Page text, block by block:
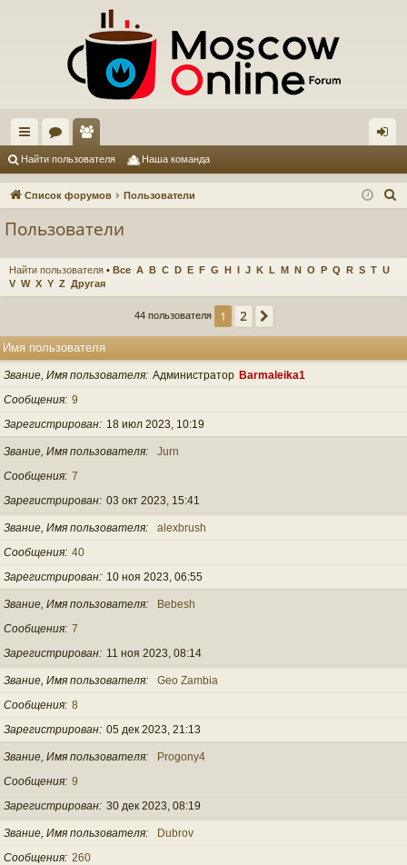
с
ы
ор
ум
ол
ьз
ел
и
д
Найти пользователя Наша команда
Список форумов Пользователи
Пользователи
Найти пользователя • Все A B C D E F G H I J K L M N O P Q R S T U
V W X Y Z Другая
44 пользователя 1 2
Имя пользователя
Звание, Имя пользователя Администратор Barmaleika1
Сообщения 9
Зарегистрирован
18 июл 2023, 10:19
Звание, Имя пользователя
Jurn
Сообщения 7
Зарегистрирован 03 окт 2023, 15:41
Звание, Имя пользователя
alexbrush
Сообщения 40
Зарегистрирован
10 ноя 2023, 06:55
Звание, Имя пользователя
Bebesh
Сообщения 7
Зарегистрирован
11 ноя 2023, 08:14
Звание, Имя пользователя
Geo Zambia
Сообщения 8
Зарегистрирован 05 дек 2023, 21:13
Звание, Имя пользователя
Progony4
Сообщения 9
Зарегистрирован 30 дек 2023, 08:19
Звание, Имя пользователя
Dubrov
Сообщения 260